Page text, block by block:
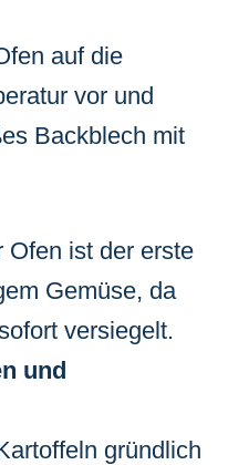
auf die
vor und
Backblech mit
Ofen ist der erste
Gemüse, da
versiegelt.
und
gründlich